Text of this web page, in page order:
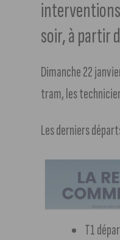
soir, à partir
Dimanche 22
tram, les
Les derniers
T1